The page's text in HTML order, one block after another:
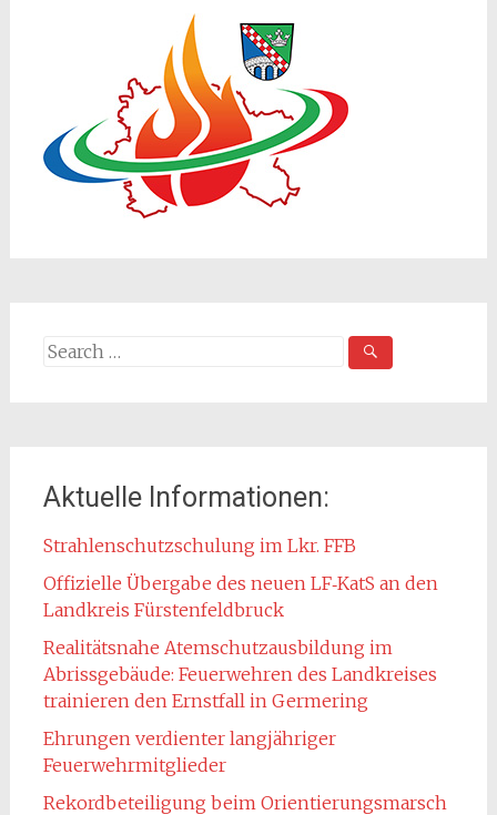
Search
Aktuelle Informationen:
Strahlenschutzschulung im Lkr. FFB
Offizielle Übergabe des neuen LF‑KatS an den
Landkreis Fürstenfeldbruck
Realitätsnahe Atemschutzausbildung im
Abrissgebäude: Feuerwehren des Landkreises
trainieren den Ernstfall in Germering
Ehrungen verdienter langjähriger
Feuerwehrmitglieder
Rekordbeteiligung beim Orientierungsmarsch